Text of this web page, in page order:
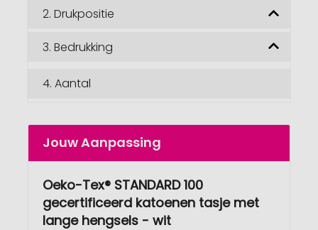
2. Drukpositie
3. Bedrukking
4. Aantal
Jouw Aanpassing
Oeko-Tex® STANDARD 100
gecertificeerd katoenen tasje met
lange hengsels - wit